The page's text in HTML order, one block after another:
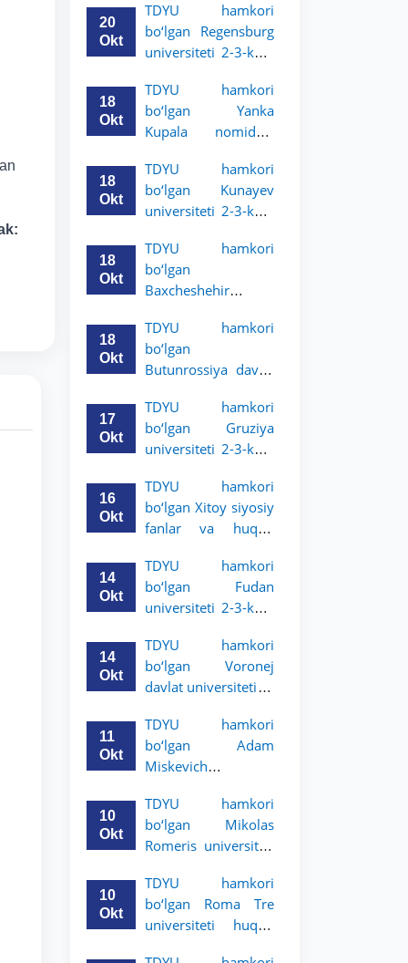
talabalari uchun
akademik mobillik
dasturini e’lon qildi
20
Okt
TDYU hamkori
bo‘lgan Regensburg
universiteti 2-3-kurs
akademik mobillik
dasturini e’lon qildi
18
Okt
TDYU hamkori
bo‘lgan Yanka
Kupala nomidagi
universiteti 2-3-
bosqich talabalari
uchun akademik
e’lon qildi
18
Okt
TDYU hamkori
bo‘lgan Kunayev
universiteti 2-3-kurs
akademik mobillik
dasturini e’lon qiladi
18
Okt
TDYU hamkori
bo‘lgan
Baxcheshehir
bosqich talabalari
uchun akademik
mobillik dasturini
18
Okt
TDYU hamkori
bo‘lgan
Butunrossiya davlat
3-kurs talabalari
uchun akademik
mobillik dasturini
17
Okt
TDYU hamkori
bo‘lgan Gruziya
universiteti 2-3-kurs
akademik mobillik
dasturini e’lon qildi
16
Okt
TDYU hamkori
bo‘lgan Xitoy siyosiy
fanlar va huquq
talabalari uchun
akademik mobillik
dasturini e’lon qildi
14
Okt
TDYU hamkori
bo‘lgan Fudan
universiteti 2-3-kurs
akademik mobillik
dasturini e’lon qildi
14
Okt
TDYU hamkori
bo‘lgan Voronej
davlat universiteti 2-
uchun akademik
mobillik dasturini
e’lon qildi
11
Okt
TDYU hamkori
bo‘lgan Adam
Miskevich
bosqich talabalari
uchun akademik
mobillik dasturini
10
Okt
TDYU hamkori
bo‘lgan Mikolas
Romeris universiteti
uchun akademik
mobillik dasturini
e’lon qildi
10
Okt
TDYU hamkori
bo‘lgan Roma Tre
universiteti huquq